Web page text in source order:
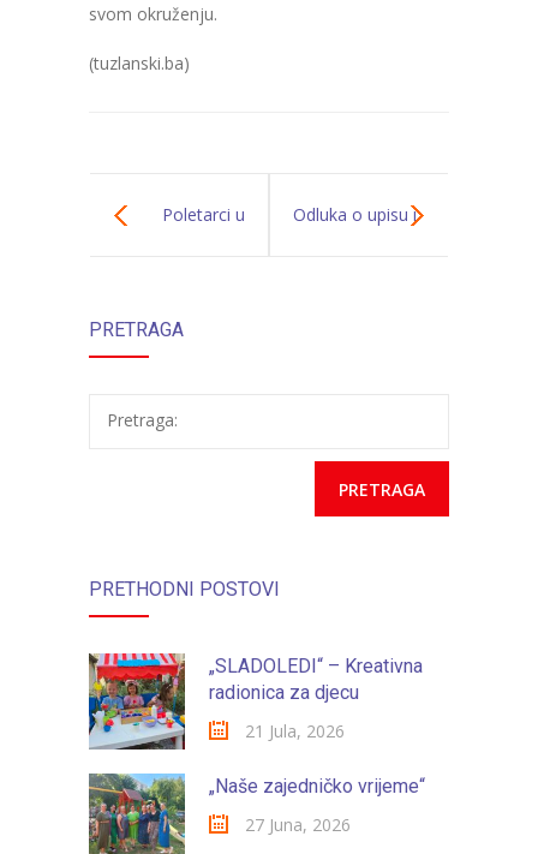
svom okruženju.
(tuzlanski.ba)
Poletarci u
Zoološkom vrtu
Odluka o upisu i
PRETRAGA
Pretraga:
PRETHODNI POSTOVI
„SLADOLEDI“ – Kreativna
radionica za djecu
21 Jula, 2026
„Naše zajedničko vrijeme“
27 Juna, 2026